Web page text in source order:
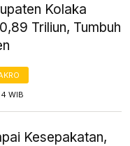
Kolaka
Triliun, Tumbuh
WIB
Kesepakatan,